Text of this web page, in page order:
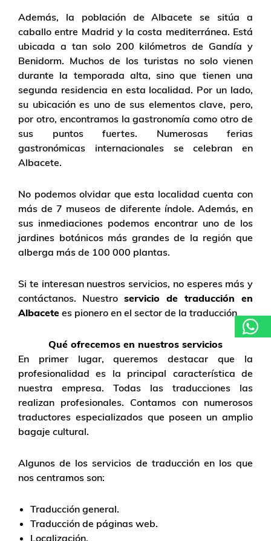
Además, la población de Albacete se sitúa a
caballo entre Madrid y la costa mediterránea. Está
ubicada a tan solo 200 kilómetros de Gandía y
Benidorm. Muchos de los turistas no solo vienen
durante la temporada alta, sino que tienen una
segunda residencia en esta localidad. Por un lado,
su ubicación es uno de sus elementos clave, pero,
por otro, encontramos la gastronomía como otro de
sus puntos fuertes. Numerosas ferias
gastronómicas internacionales se celebran en
Albacete.
No podemos olvidar que esta localidad cuenta con
más de 7 museos de diferente índole. Además, en
sus inmediaciones podemos encontrar uno de los
jardines botánicos más grandes de la región que
alberga más de 100 000 plantas.
Si te interesan nuestros servicios, no esperes más y
contáctanos. Nuestro servicio de traducción en
Albacete es pionero en el sector de la traducción
Qué ofrecemos en nuestros servicios
En primer lugar, queremos destacar que la
profesionalidad es la principal característica de
nuestra empresa. Todas las traducciones las
realizan profesionales. Contamos con numerosos
traductores especializados que poseen un amplio
bagaje cultural.
Algunos de los servicios de traducción en los que
nos centramos son:
Traducción general.
Traducción de páginas web.
Localización.